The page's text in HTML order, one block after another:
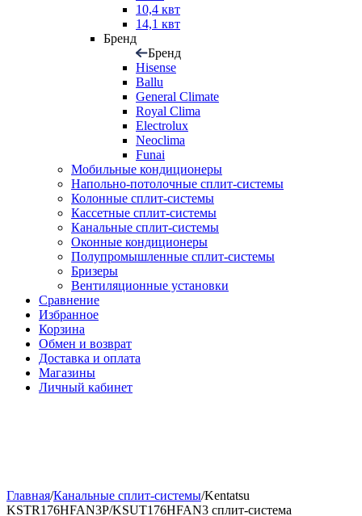
10,4 квт
14,1 квт
Бренд
Бренд
Hisense
Ballu
General Climate
Royal Clima
Electrolux
Neoclima
Funai
Мобильные кондиционеры
Напольно-потолоч​ные ​сплит-системы
Колонные ​​сплит-системы
Кассетные сплит-системы
Канальные сплит-системы
Оконные кондиционеры
Полупромышленные сплит-системы
Бризеры
Вентиляционные установки
Сравнение
Избранное
Корзина
Обмен и возврат
Доставка и оплата
Магазины
Личный кабинет
Главная/Канальные сплит-системы/Kentatsu
KSTR176HFAN3P/KSUT176HFAN3 сплит-система